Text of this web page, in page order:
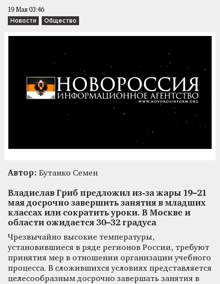
19 Мая 03:46
Новости Общество
Автор: Бутанко Семен
Владислав Гриб предложил из-за жары 19–21
мая досрочно завершить занятия в младших
классах или сократить уроки. В Москве и
области ожидается 30–32 градуса
Чрезвычайно высокие температуры,
установившиеся в ряде регионов России, требуют
принятия мер в отношении организации учебного
процесса. В сложившихся условиях представляется
целесообразным досрочно завершать занятия в